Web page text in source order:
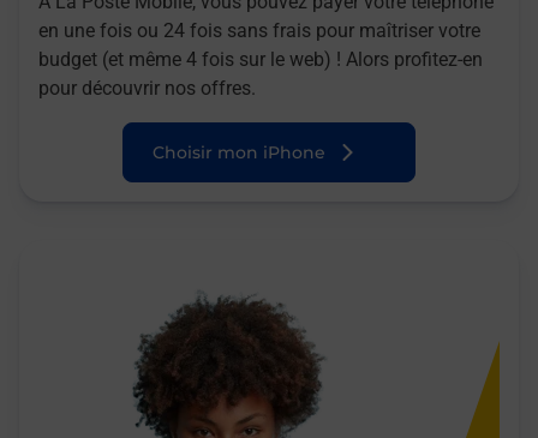
en une fois ou 24 fois sans frais pour maîtriser votre
budget (et même 4 fois sur le web) ! Alors profitez-en
pour découvrir nos offres.
Choisir mon iPhone